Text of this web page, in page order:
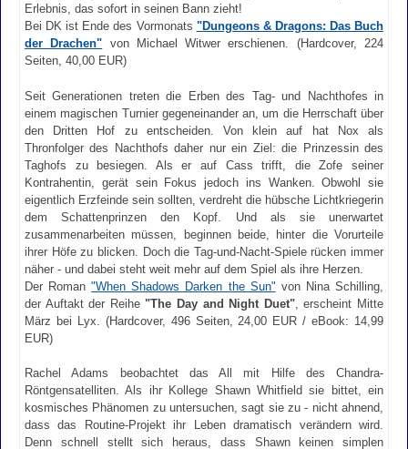
Erlebnis, das sofort in seinen Bann zieht!
Bei DK ist Ende des Vormonats "Dungeons & Dragons: Das Buch
der Drachen" von Michael Witwer erschienen. (Hardcover, 224
Seiten, 40,00 EUR)
Seit Generationen treten die Erben des Tag- und Nachthofes in
einem magischen Turnier gegeneinander an, um die Herrschaft über
den Dritten Hof zu entscheiden. Von klein auf hat Nox als
Thronfolger des Nachthofs daher nur ein Ziel: die Prinzessin des
Taghofs zu besiegen. Als er auf Cass trifft, die Zofe seiner
Kontrahentin, gerät sein Fokus jedoch ins Wanken. Obwohl sie
eigentlich Erzfeinde sein sollten, verdreht die hübsche Lichtkriegerin
dem Schattenprinzen den Kopf. Und als sie unerwartet
zusammenarbeiten müssen, beginnen beide, hinter die Vorurteile
ihrer Höfe zu blicken. Doch die Tag-und-Nacht-Spiele rücken immer
näher - und dabei steht weit mehr auf dem Spiel als ihre Herzen.
Der Roman"When Shadows Darken the Sun" von Nina Schilling,
der Auftakt der Reihe "The Day and Night Duet", erscheint Mitte
März bei Lyx. (Hardcover, 496 Seiten, 24,00 EUR / eBook: 14,99
EUR)
Rachel Adams beobachtet das All mit Hilfe des Chandra-
Röntgensatelliten. Als ihr Kollege Shawn Whitfield sie bittet, ein
kosmisches Phänomen zu untersuchen, sagt sie zu - nicht ahnend,
dass das Routine-Projekt ihr Leben dramatisch verändern wird.
Denn schnell stellt sich heraus, dass Shawn keinen simplen